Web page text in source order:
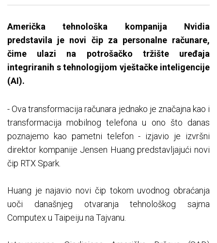
Američka tehnološka kompanija Nvidia
predstavila je novi čip za personalne računare,
čime ulazi na potrošačko tržište uređaja
integriranih s tehnologijom vještačke inteligencije
(AI).
- Ova transformacija računara jednako je značajna kao i
transformacija mobilnog telefona u ono što danas
poznajemo kao pametni telefon - izjavio je izvršni
direktor kompanije Jensen Huang predstavljajući novi
čip RTX Spark.
Huang je najavio novi čip tokom uvodnog obraćanja
uoči današnjeg otvaranja tehnološkog sajma
Computex u Taipeiju na Tajvanu.